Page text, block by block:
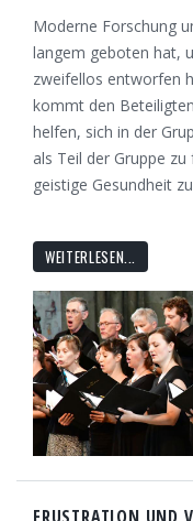
Moderne Forschung
langem geboten hat,
zweifellos entworfen
kommt den
helfen, sich in der
als Teil der Gruppe
geistige Gesundheit
WEITERLESEN...